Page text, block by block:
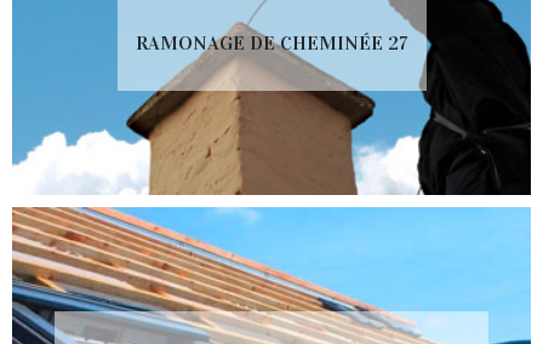
RAMONAGE DE CHEMINÉE 27